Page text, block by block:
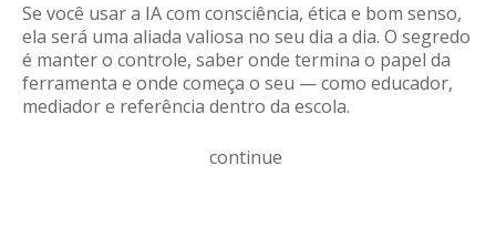
Se você usar a IA com consciência, ética e bom senso,
ela será uma aliada valiosa no seu dia a dia. O segredo
é manter o controle, saber onde termina o papel da
ferramenta e onde começa o seu — como educador,
mediador e referência dentro da escola.
continue